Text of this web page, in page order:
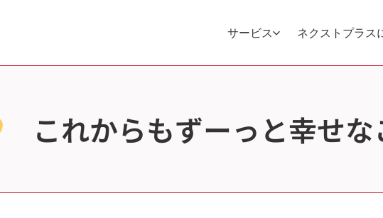
サービス ネクストプラス
これからもずーっと幸せ